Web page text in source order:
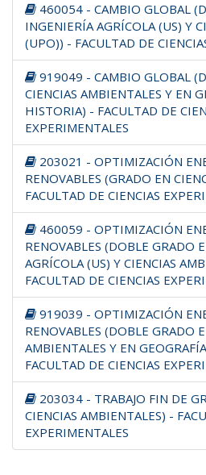
460054 - CAMBIO GLOBAL
INGENIERÍA AGRÍCOLA (US) Y
(UPO)) - FACULTAD DE
919049 - CAMBIO GLOBAL
CIENCIAS AMBIENTALES Y EN
HISTORIA) - FACULTAD DE
EXPERIMENTALES
203021 - OPTIMIZACIÓN
RENOVABLES (GRADO EN
FACULTAD DE CIENCIAS
460059 - OPTIMIZACIÓN
RENOVABLES (DOBLE GRADO
AGRÍCOLA (US) Y CIENCIAS
FACULTAD DE CIENCIAS
919039 - OPTIMIZACIÓN
RENOVABLES (DOBLE GRADO
AMBIENTALES Y EN
FACULTAD DE CIENCIAS
203034 - TRABAJO FIN DE
CIENCIAS AMBIENTALES) -
EXPERIMENTALES